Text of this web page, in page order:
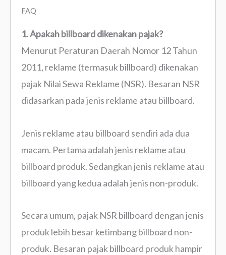
FAQ
1. Apakah billboard dikenakan pajak?
Menurut Peraturan Daerah Nomor 12 Tahun
2011, reklame (termasuk billboard) dikenakan
pajak Nilai Sewa Reklame (NSR). Besaran NSR
didasarkan pada jenis reklame atau billboard.
Jenis reklame atau billboard sendiri ada dua
macam. Pertama adalah jenis reklame atau
billboard produk. Sedangkan jenis reklame atau
billboard yang kedua adalah jenis non-produk.
Secara umum, pajak NSR billboard dengan jenis
produk lebih besar ketimbang billboard non-
produk. Besaran pajak billboard produk hampir